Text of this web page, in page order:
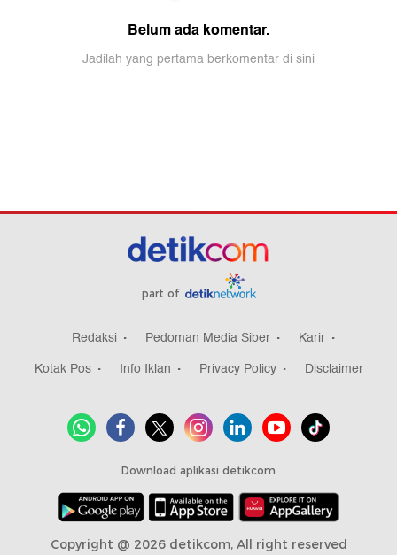
part of
Redaksi Pedoman Media Siber
Karir
Kotak Pos
Info Iklan Privacy Policy Disclaimer
Download aplikasi detikcom
Copyright @ 2026 detikcom, All right reserved